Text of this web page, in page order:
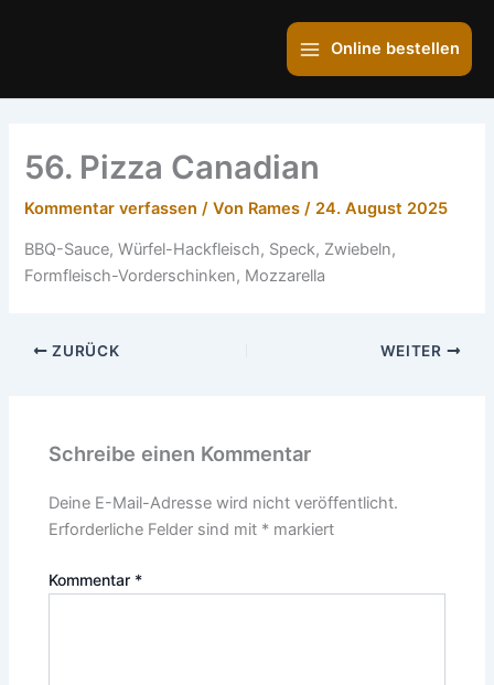
Main
Menu
Online bestellen
56. Pizza Canadian
Kommentar verfassen / Von Rames/ 24. August 2025
BBQ-Sauce, Würfel-Hackfleisch, Speck, Zwiebeln,
Formfleisch-Vorderschinken, Mozzarella
ZURÜCK WEITER
Schreibe einen Kommentar
Deine E-Mail-Adresse wird nicht veröffentlicht.
Erforderliche Felder sind mit * markiert
Kommentar *